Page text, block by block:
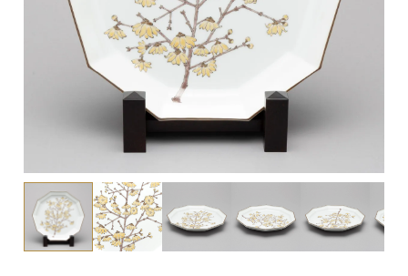
株式会社ARTerrace
〒104-0031 東京都中央区京橋二丁目2番1号
プライバシーポリシー